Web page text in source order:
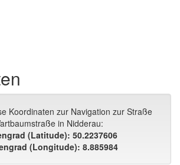
Koordinaten zur Navigation zur Straße
in Nidderau:
(Latitude): 50.2237606
(Longitude): 8.885984